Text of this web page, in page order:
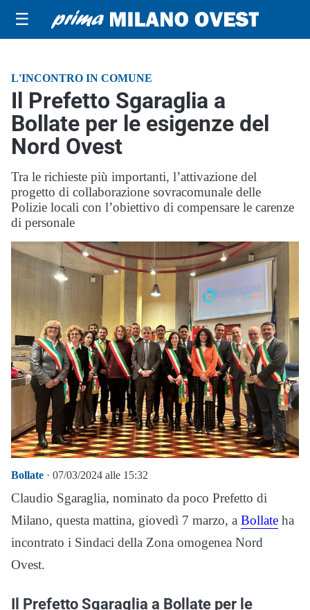
☰
L'INCONTRO IN COMUNE
Il Prefetto Sgaraglia a
Bollate per le esigenze del
Nord Ovest
Tra le richieste più importanti, l’attivazione del
progetto di collaborazione sovracomunale delle
Polizie locali con l’obiettivo di compensare le carenze
di personale
Bollate · 07/03/2024 alle 15:32
Claudio Sgaraglia, nominato da poco Prefetto di
Milano, questa mattina, giovedì 7 marzo, a Bollate ha
incontrato i Sindaci della Zona omogenea Nord
Ovest.
Il Prefetto Sgaraglia a Bollate per le